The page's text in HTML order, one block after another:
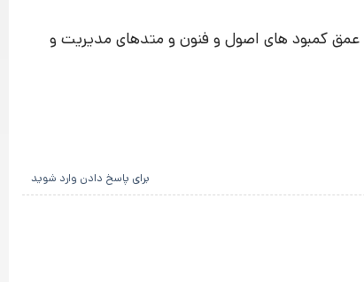
کمبود های اصول و فنون و متدهای مدیریت و
برای پاسخ دادن وارد شوید